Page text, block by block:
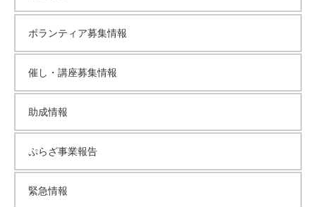
ボランティア募集情報
催し・講座募集情報
助成情報
ぷらざ事業報告
緊急情報